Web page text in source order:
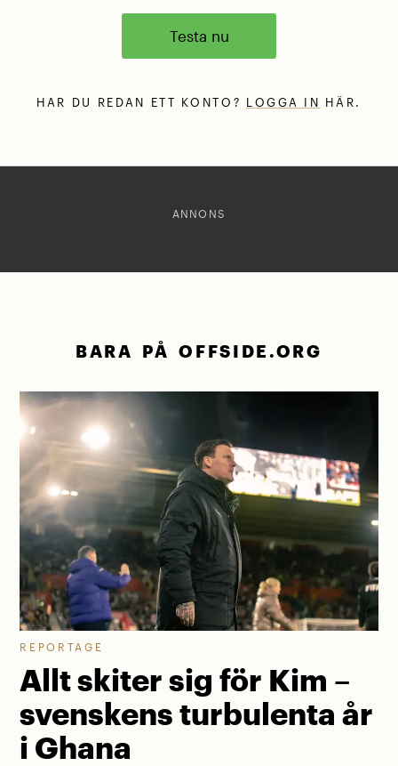
Testa nu
HAR DU REDAN ETT KONTO? LOGGA IN HÄR.
ANNONS
BARA PÅ OFFSIDE.ORG
REPORTAGE
Allt skiter sig för Kim –
svenskens turbulenta år
i Ghana